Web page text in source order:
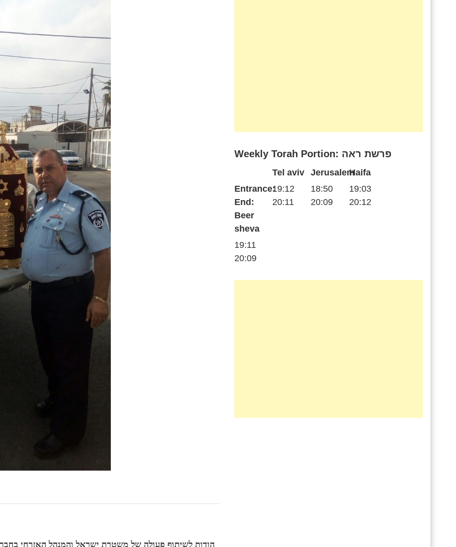
Weekly Torah Portion: פרשת ראה
Entrance:
End:
Tel aviv
19:12
20:11
Jerusalem
18:50
20:09
Haifa
19:03
20:12
Beer
sheva
19:11
20:09